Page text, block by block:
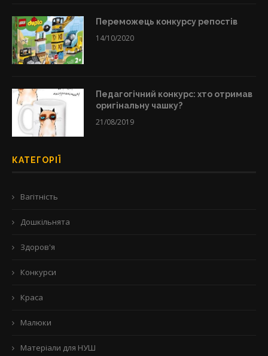
Переможець конкурсу репостів
14/10/2020
Педагогічний конкурс: хто отримав
оригінальну чашку?
21/08/2019
КАТЕГОРІЇ
Вагітність
Дошкільнята
Здоров'я
Конкурси
Краса
Малюки
Матеріали для НУШ